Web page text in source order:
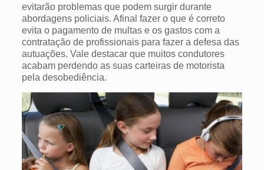
evitarão problemas que podem surgir durante
abordagens policiais. Afinal fazero que é correto
evita o pagamento de multas e os gastos com a
contratação de profissionais para fazer a defesa das
autuações. Vale destacar que muitos condutores
acabam perdendo as suas carteiras de motorista
pela desobediência.